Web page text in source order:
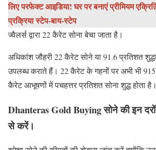
लिए परफेक्ट आइडिया! घर पर बनाएं प्रीमियम
प्रक्रिया स्टेप-बाय-स्टेप
ज्वैलर्स द्वारा 22 कैरेट सोना बेचा जाता है।
अधिकांश जौहरी 22 कैरेट सोने या 91.6 प्रतिशत
उपलब्ध कराते हैं। 22 कैरेट के गहनों पर अभी भी 915
कैरेट आभूषणों में पचहत्तर प्रतिशत सोना शुद्ध होता है।
Dhanteras Gold Buyingसोने की इन
से करें।